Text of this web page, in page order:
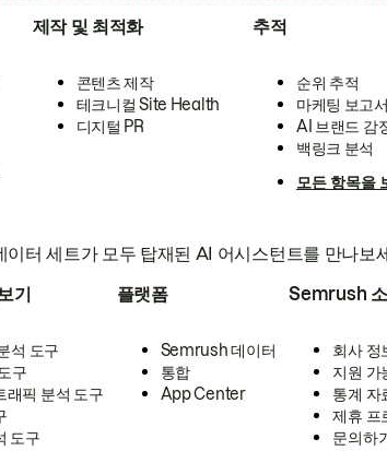
제작 및 최적화
콘텐츠 제작
테크니컬 Site Health
디지털 PR
추적
순위 추적
마케팅 보고
AI 브랜드 감
백링크 분석
모든 항목을
터 세트가 모두 탑재된 AI 어시스턴트를 만나보
기
석 도구
구
래픽 분석 도구
도구
플랫폼
Semrush 데이터
통합
App Center
Semrush
회사 정
지원 가
통계 자
제휴 프
문의하